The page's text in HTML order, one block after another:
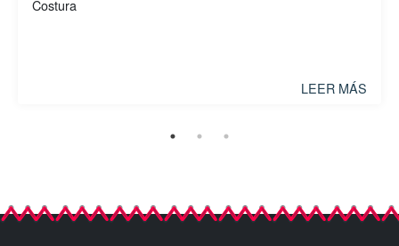
Costura
LEER MÁS